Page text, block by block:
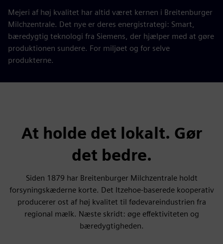
Mejeri af høj kvalitet har altid været kernen i Breitenburger
Milchzentrale. Det nye er deres energistrategi: Smart,
bæredygtig teknologi fra Siemens, der hjælper med at gøre
produktionen sundere. For miljøet og for selve
produkterne.
At holde det lokalt. Gør
det bedre.
Siden 1879 har Breitenburger Milchzentrale holdt
forsyningskæderne korte. Det Itzehoe-baserede kooperativ
producerer ost af høj kvalitet til fødevareindustrien fra
regional mælk. Næste skridt: øge effektiviteten og
bæredygtigheden.